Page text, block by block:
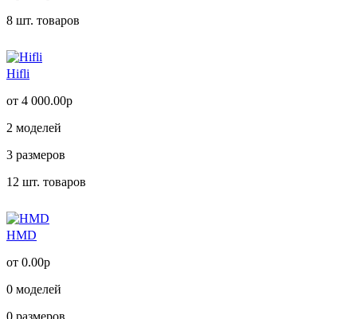
8 шт. товаров
Hifli
от 4 000.00р
2 моделей
3 размеров
12 шт. товаров
HMD
от 0.00р
0 моделей
0 размеров